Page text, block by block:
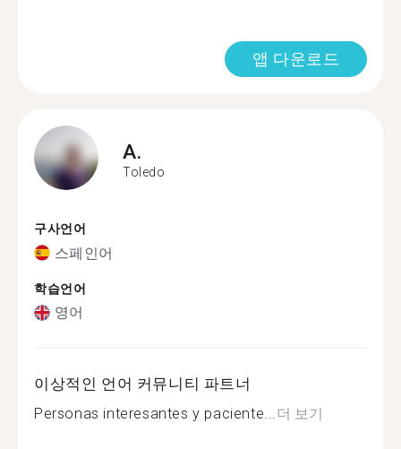
앱 다운로드
A.
Toledo
구사언어
스페인어
학습언어
영어
이상적인 언어 커뮤니티 파트너
Personas interesantes y paciente...더 보기